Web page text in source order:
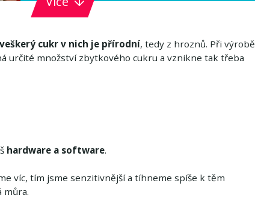
veškerý cukr v nich je přírodní, tedy z hroznů. Při výrobě
určité množství zbytkového cukru a vznikne tak třeba
hardware a software.
víc, tím jsme senzitivnější a tíhneme spíše k těm
můra.